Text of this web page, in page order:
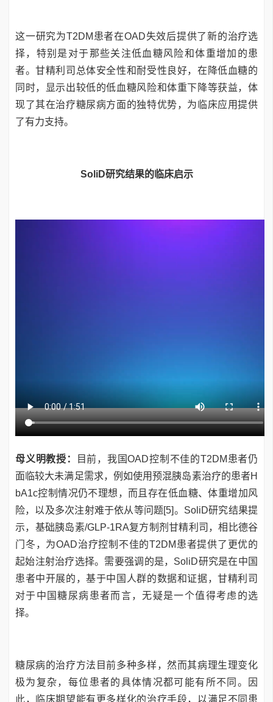
这一研究为T2DM患者在OAD失效后提供了新的治疗选
择，特别是对于那些关注低血糖风险和体重增加的患
者。甘精利司总体安全性和耐受性良好，在降低血糖的
同时，显示出较低的低血糖风险和体重下降等获益，体
现了其在治疗糖尿病方面的独特优势，为临床应用提供
了有力支持。
SoliD研究结果的临床启示
母义明教授：
目前，我国OAD控制不佳的T2DM患者仍
面临较大未满足需求，例如使用预混胰岛素治疗的患者H
bA1c控制情况仍不理想，而且存在低血糖、体重增加风
险，以及多次注射难于依从等问题[5]。SoliD研究结果提
示，基础胰岛素/GLP-1RA复方制剂甘精利司，相比德谷
门冬，为OAD治疗控制不佳的T2DM患者提供了更优的
起始注射治疗选择。需要强调的是，SoliD研究是在中国
患者中开展的，基于中国人群的数据和证据，甘精利司
对于中国糖尿病患者而言，无疑是一个值得考虑的选
择。
糖尿病的治疗方法目前多种多样，然而其病理生理变化
极为复杂，每位患者的具体情况都可能有所不同。因
此，临床期望能有更多样化的治疗手段，以满足不同患